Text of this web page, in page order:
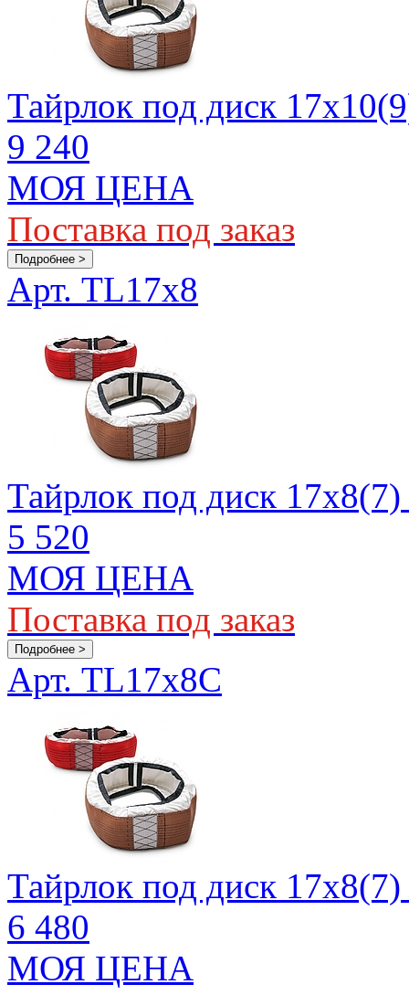
Тайрлок под диск
9 240
МОЯ ЦЕНА
Поставка под заказ
Подробнее >
Арт. TL17x8
Тайрлок под диск
5 520
МОЯ ЦЕНА
Поставка под заказ
Подробнее >
Арт. TL17x8C
Тайрлок под диск
6 480
МОЯ ЦЕНА